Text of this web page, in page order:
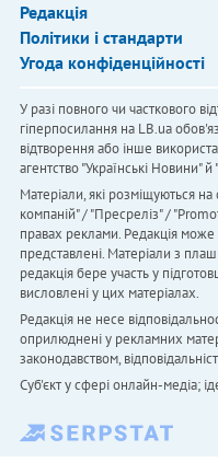
Редакція
Політики і стандарти
Угода конфіденційності
У разі повного чи часткового
гіперпосилання на LB.ua
відтворення або інше
агентство "Українськi Новини"
Матеріали, які розміщуються
компаній" / "Пресреліз" /
правах реклами. Редакція може
представлені. Матеріали з
редакція бере участь у
висловлені у цих матеріалах.
Редакція не несе
оприлюднені у рекламних
законодавством,
Cуб'єкт у сфері онлайн-медіа;